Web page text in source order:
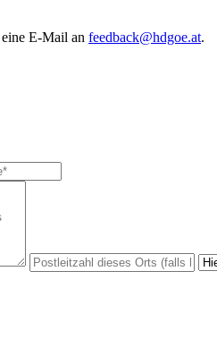
E-Mail an feedback@hdgoe.at.